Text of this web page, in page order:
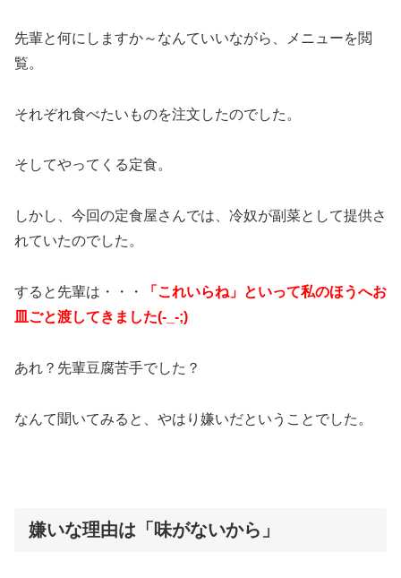
先輩と何にしますか～なんていいながら、メニューを閲
覧。
それぞれ食べたいものを注文したのでした。
そしてやってくる定食。
しかし、今回の定食屋さんでは、冷奴が副菜として提供さ
れていたのでした。
すると先輩は・・・
「これいらね」といって私のほうへお
皿ごと渡してきました(-_-;)
あれ？先輩豆腐苦手でした？
なんて聞いてみると、やはり嫌いだということでした。
嫌いな理由は「味がないから」